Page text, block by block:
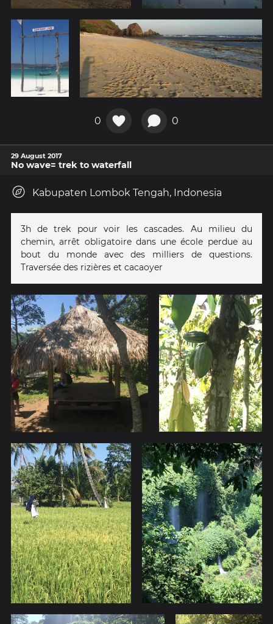
0 0
29 August 2017
No wave= trek to waterfall
Kabupaten Lombok Tengah, Indonesia
3h de trek pour voir les cascades. Au milieu du
chemin, arrêt obligatoire dans une école perdue au
bout du monde avec des milliers de questions.
Traversée des rizières et cacaoyer